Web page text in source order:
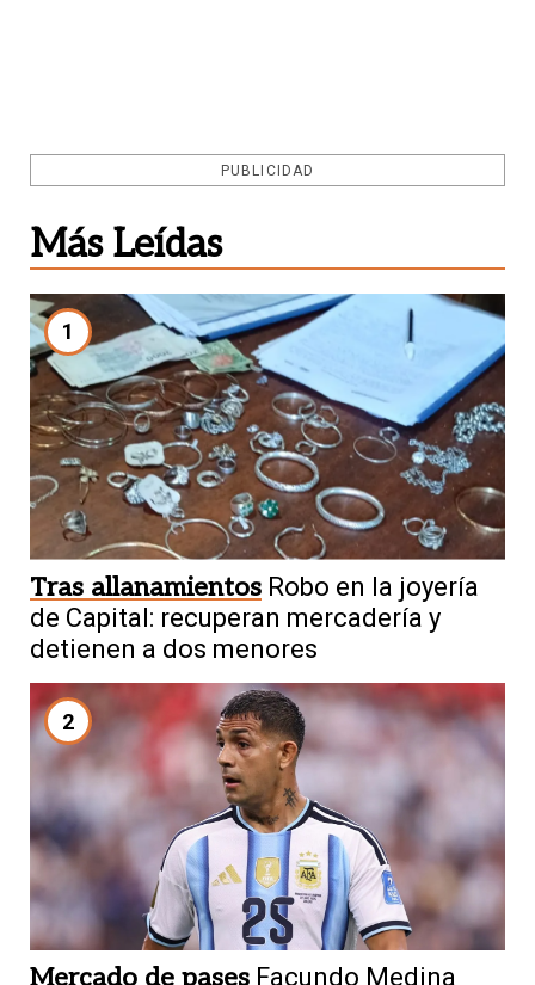
PUBLICIDAD
Más Leídas
1
Tras allanamientos Robo en la joyería
de Capital: recuperan mercadería y
detienen a dos menores
2
Mercado de pases Facundo Medina